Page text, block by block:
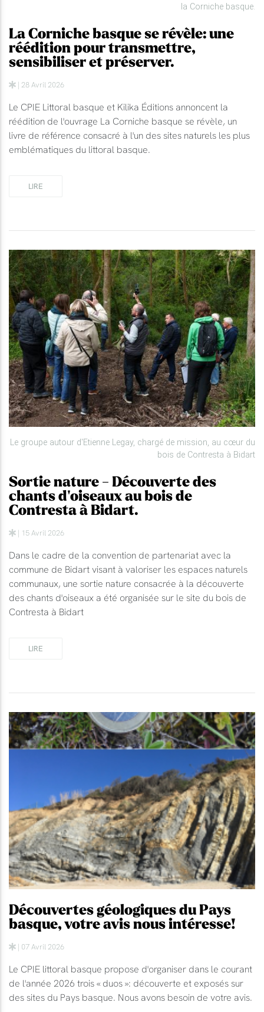
la Corniche basque.
La Corniche basque se révèle: une
réédition pour transmettre,
sensibiliser et préserver.
| 28 Avril 2026
Le CPIE Littoral basque et Kilika Éditions annoncent la
réédition de l'ouvrage La Corniche basque se révèle, un
livre de référence consacré à l'un des sites naturels les plus
emblématiques du littoral basque.
LIRE
Le groupe autour d'Etienne Legay, chargé de mission, au cœur du
bois de Contresta à Bidart
Sortie nature - Découverte des
chants d'oiseaux au bois de
Contresta à Bidart.
| 15 Avril 2026
Dans le cadre de la convention de partenariat avec la
commune de Bidart visant à valoriser les espaces naturels
communaux, une sortie nature consacrée à la découverte
des chants d'oiseaux a été organisée sur le site du bois de
Contresta à Bidart
LIRE
Découvertes géologiques du Pays
basque, votre avis nous intéresse!
| 07 Avril 2026
Le CPIE littoral basque propose d'organiser dans le courant
de l'année 2026 trois « duos »: découverte et exposés sur
des sites du Pays basque. Nous avons besoin de votre avis.